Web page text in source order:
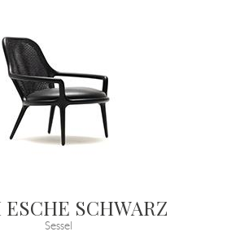
ESCHE SCHWARZ
Sessel